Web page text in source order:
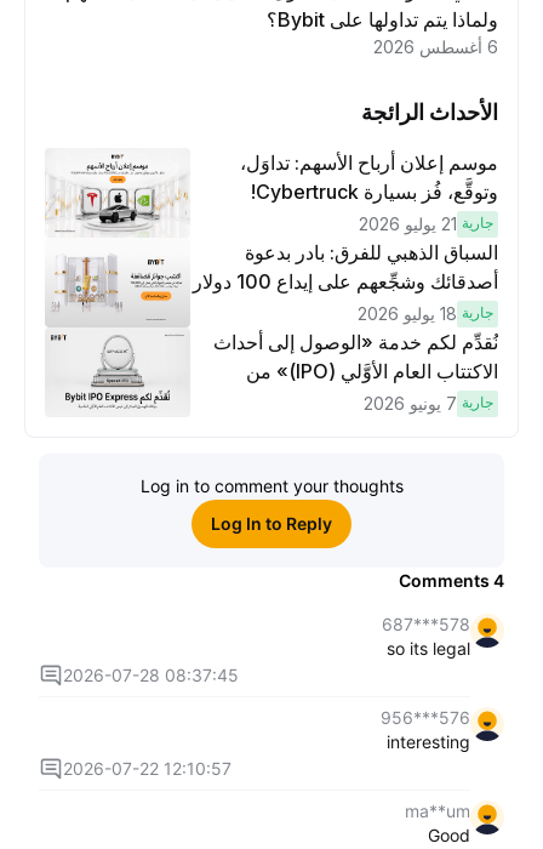
ولماذا يتم تداولها على Bybit؟
الأحداث الرائجة
موسم إعلان أرباح الأسهم: تداوَل،
وتوقَّع، فُز بسيارة Cybertruck!
جارية 21 يوليو 2026
السباق الذهبي للفرق: بادر بدعوة
أصدقائك وشجِّعهم على إيداع 100 دولار
لكسَب مكافآت مُضاعَفة
جارية 18 يوليو 2026
نُقدِّم لكم خدمة «الوصول إلى أحداث
الاكتتاب العام الأوَّلي (IPO)» من
Bybit، بوابتك للوصول المبكر إلى فرص
جارية 7 يونيو 2026
Log in to comment your thoughts
Log In to Reply
Comments
578***687
so its legal
2026-07-28 08:37:45
576***956
interesting
2026-07-22 12:10:57
ma**um
Good